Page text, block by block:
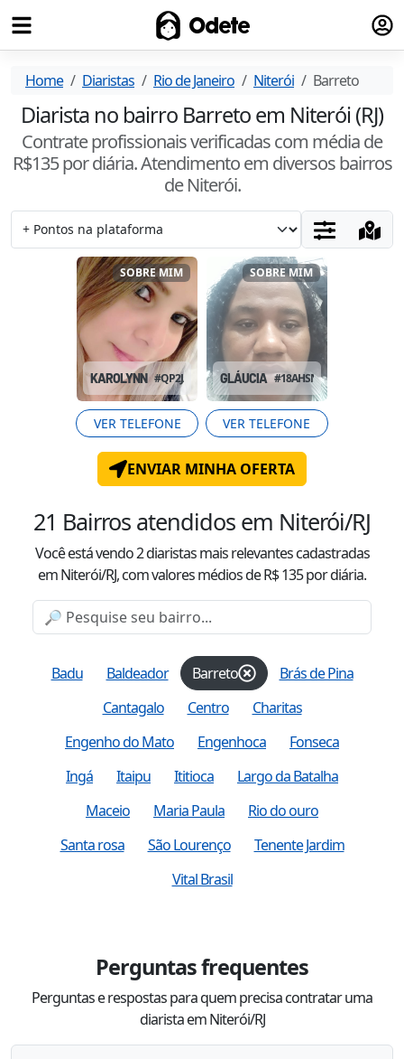
Odete
Home Diaristas Rio de Janeiro Niterói Barreto
Diarista no bairro Barreto em Niterói (RJ)
Contrate profissionais verificadas com média de
R$135por diária. Atendimentoem diversos bairros
de Niterói.
SOBRE MIM
KAROLYNN #QP2JAJ0X
VER TELEFONE
SOBRE MIM
GLÁUCIA #18AHSNHM
VER TELEFONE
ENVIAR MINHA OFERTA
21 Bairros atendidos em Niterói/RJ
Você está vendo2diaristas mais relevantes cadastradas
em Niterói/RJ, com valoresmédiosde R$135por diária.
Badu Baldeador Barreto
Brás de Pina
Cantagalo
Centro
Charitas
Engenho do Mato
Engenhoca
Fonseca
Ingá
Itaipu Ititioca
Largo da Batalha
Maceio
Maria Paula
Rio do ouro
Santa rosa
São Lourenço
Tenente Jardim
Vital Brasil
Perguntas frequentes
Perguntas e respostas para quem precisa contratar uma
diarista em Niterói/RJ